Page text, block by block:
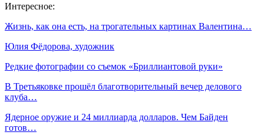
Интересное:
Жизнь, как она есть, на трогательных картинах Валентина…
Юлия Фёдорова, художник
Редкие фотографии со съемок «Бриллиантовой руки»
В Третьяковке прошёл благотворительный вечер делового
клуба…
Ядерное оружие и 24 миллиарда долларов. Чем Байден
готов…